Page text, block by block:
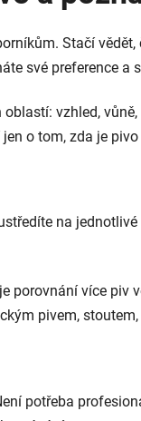
Stačí
své preference a
vzhled,
o tom, zda je
na
porovnání více
pivem,
potřeba